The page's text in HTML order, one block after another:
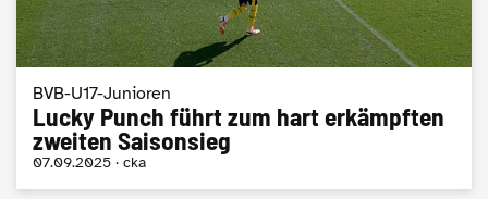
BVB-U17-Junioren
Lucky Punch führt zum hart erkämpften
zweiten Saisonsieg
07.09.2025 · cka